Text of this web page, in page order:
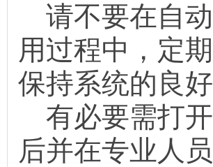
请不要在自
用过程中，定
保持系统的良
有必要需打
后并在专业人